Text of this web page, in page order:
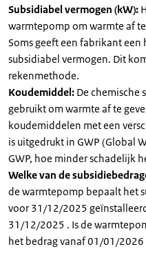
Subsidiabel vermogen (kW):
warmtepomp om warmte af
Soms geeft een fabrikant
subsidiabel vermogen. Dit
rekenmethode.
Koudemiddel: De chemische
gebruikt om warmte af te
koudemiddelen met een
is uitgedrukt in GWP (Global
GWP, hoe minder schadelijk
Welke van de
de warmtepomp bepaalt het
voor 31/12/2025
31/12/2025 . Is de
het bedrag vanaf 01/01/2026